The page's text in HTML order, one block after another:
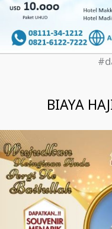
BIAYA